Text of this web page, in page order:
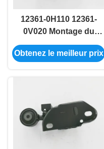
12361-0H110 12361-
0V020 Montage du
moteur pour Toyota
Camry et Highlander
Obtenez le meilleur prix